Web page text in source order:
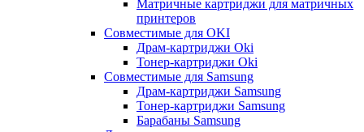
Матричные картриджи для матричных
принтеров
Совместимые для OKI
Драм-картриджи Oki
Тонер-картриджи Oki
Совместимые для Samsung
Драм-картриджи Samsung
Тонер-картриджи Samsung
Барабаны Samsung